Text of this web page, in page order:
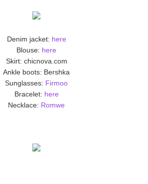
Denim jacket: here
Blouse: here
Skirt: chicnova.com
Ankle boots: Bershka
Sunglasses: Firmoo
Bracelet: here
Necklace: Romwe